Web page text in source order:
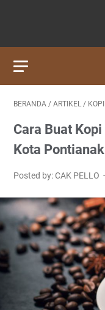
BERANDA / ARTIKEL / KOPI
Cara Buat
Kota Pontianak
Posted by: CAK PELLO